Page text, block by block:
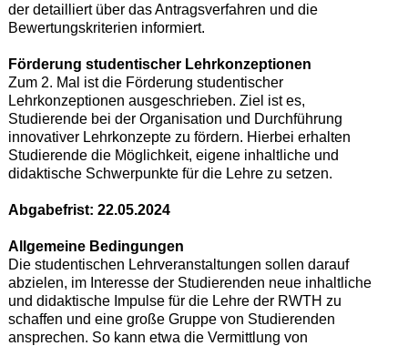
der detailliert über das Antragsverfahren und die
Bewertungskriterien informiert.
Förderung studentischer Lehrkonzeptionen
Zum 2. Mal ist die Förderung studentischer
Lehrkonzeptionen ausgeschrieben. Ziel ist es,
Studierende bei der Organisation und Durchführung
innovativer Lehrkonzepte zu fördern. Hierbei erhalten
Studierende die Möglichkeit, eigene inhaltliche und
didaktische Schwerpunkte für die Lehre zu setzen.
Abgabefrist: 22.05.2024
Allgemeine Bedingungen
Die studentischen Lehrveranstaltungen sollen darauf
abzielen, im Interesse der Studierenden neue inhaltliche
und didaktische Impulse für die Lehre der RWTH zu
schaffen und eine große Gruppe von Studierenden
ansprechen. So kann etwa die Vermittlung von